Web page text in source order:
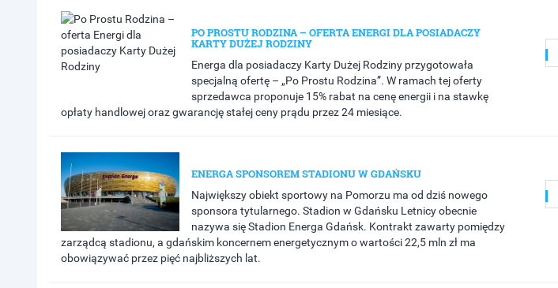
PO PROSTU RODZINA – OFERTA ENERGI DLA POSIADACZY
KARTY DUŻEJ RODZINY
Energa dla posiadaczy Karty Dużej Rodziny przygotowała
specjalną ofertę – „Po Prostu Rodzina”. W ramach tej oferty
sprzedawca proponuje 15% rabat na cenę energii i na stawkę
opłaty handlowej oraz gwarancję stałej ceny prądu przez 24 miesiące.
ENERGA SPONSOREM STADIONU W GDAŃSKU
Największy obiekt sportowy na Pomorzu ma od dziś nowego
sponsora tytularnego. Stadion w Gdańsku Letnicy obecnie
nazywa się Stadion Energa Gdańsk. Kontrakt zawarty pomiędzy
zarządcą stadionu, a gdańskim koncernem energetycznym o wartości 22,5 mln zł ma
obowiązywać przez pięć najbliższych lat.